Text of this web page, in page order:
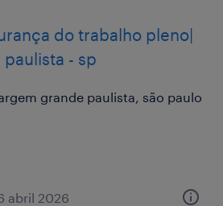
do trabalho pleno|
- sp
grande paulista, são paulo
abril 2026